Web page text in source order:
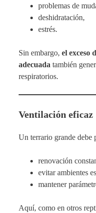
problemas de
deshidratación,
estrés.
Sin embargo, el exceso
adecuada también
respiratorios.
Ventilación eficaz
Un terrario grande debe
renovación
evitar ambientes
mantener
Aquí, como en otros